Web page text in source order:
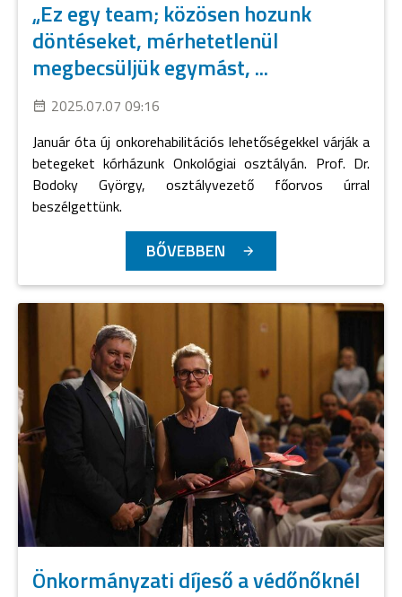
„Ez egy team; közösen hozunk
döntéseket, mérhetetlenül
megbecsüljük egymást, ...
2025.07.07 09:16
Január óta új onkorehabilitációs lehetőségekkel várják a
betegeket kórházunk Onkológiai osztályán. Prof. Dr.
Bodoky György, osztályvezető főorvos úrral
beszélgettünk.
BŐVEBBEN
Önkormányzati díjeső a védőnőknél